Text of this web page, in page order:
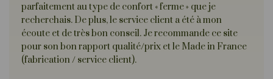
parfaitement au type de confort « ferme » que je
recherchais. De plus, le service client a été à mon
écoute et de très bon conseil. Je recommande ce site
pour son bon rapport qualité/prix et le Made in France
(fabrication / service client).